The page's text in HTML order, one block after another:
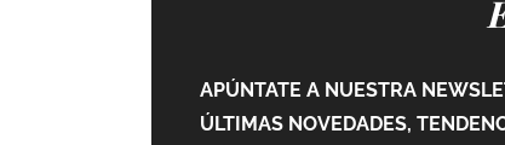
APÚNTATE A NUESTRA
ÚLTIMAS NOVEDADES,